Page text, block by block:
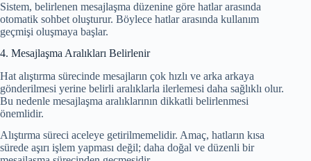
Sistem, belirlenen mesajlaşma düzenine göre hatlar arasında
otomatik sohbet oluşturur. Böylece hatlar arasında kullanım
geçmişi oluşmaya başlar.
4. Mesajlaşma Aralıkları Belirlenir
Hat alıştırma sürecinde mesajların çok hızlı ve arka arkaya
gönderilmesi yerine belirli aralıklarla ilerlemesi daha sağlıklı olur.
Bu nedenle mesajlaşma aralıklarının dikkatli belirlenmesi
önemlidir.
Alıştırma süreci aceleye getirilmemelidir. Amaç, hatların kısa
sürede aşırı işlem yapması değil; daha doğal ve düzenli bir